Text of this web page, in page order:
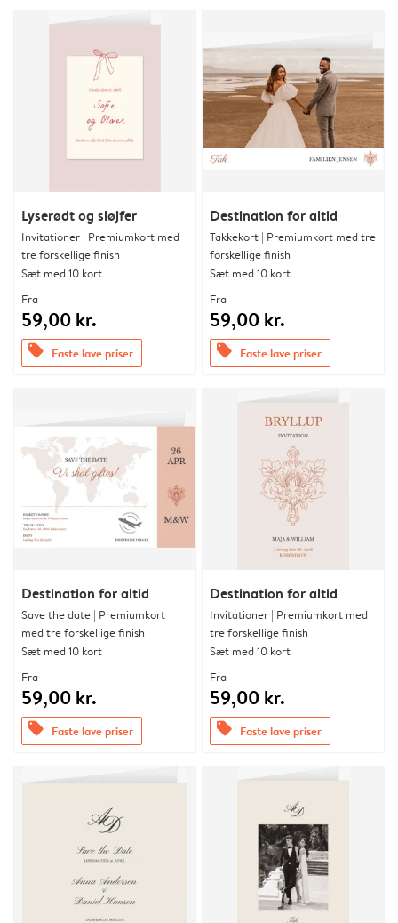
Lyserødt og sløjfer
Invitationer | Premiumkort med
tre forskellige finish
Sæt med 10 kort
Fra
59,00 kr.
offers Faste lave priser
Destination for altid
Takkekort | Premiumkort med tre
forskellige finish
Sæt med 10 kort
Fra
59,00 kr.
offers Faste lave priser
Destination for altid
Save the date | Premiumkort
med tre forskellige finish
Sæt med 10 kort
Fra
59,00 kr.
offers Faste lave priser
Destination for altid
Invitationer | Premiumkort med
tre forskellige finish
Sæt med 10 kort
Fra
59,00 kr.
offers Faste lave priser